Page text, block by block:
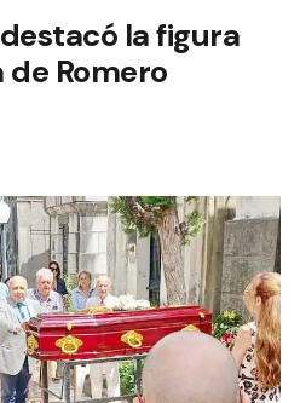
la figura
Romero